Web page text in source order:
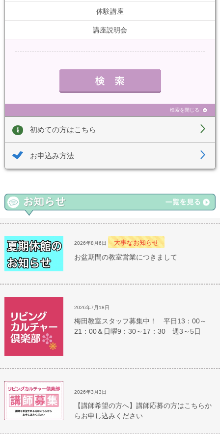
体験講座
講座説明会
検索を閉じる
初めての方はこちら
お申込み方法
2026年8月6日 大事なお知らせ
お盆期間の教室営業につきまして
2026年7月18日
梅田教室スタッフ募集中！ 平日13：00～
21：00＆日曜9：30～17：30 週3～5日
2026年3月3日
【講師希望の方へ】講師応募の方はこちらか
らお申し込みください